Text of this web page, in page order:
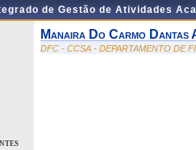
de Gestão de Atividades
Manaira Do Carmo Dantas
DFC - CCSA - DEPARTAMENTO DE